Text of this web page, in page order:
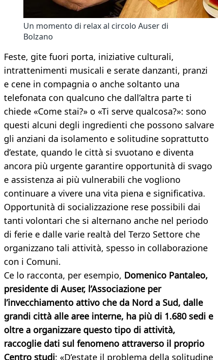
Un momento di relax al circolo Auser di
Bolzano
Feste, gite fuori porta, iniziative culturali,
intrattenimenti musicali e serate danzanti, pranzi
e cene in compagnia o anche soltanto una
telefonata con qualcuno che dall’altra parte ti
chiede «Come stai?» o «Ti serve qualcosa?»: sono
questi alcuni degli ingredienti che possono salvare
gli anziani da isolamento e solitudine soprattutto
d’estate, quando le città si svuotano e diventa
ancora più urgente garantire opportunità di svago
e assistenza ai più vulnerabili che vogliono
continuare a vivere una vita piena e significativa.
Opportunità di socializzazione rese possibili dai
tanti volontari che si alternano anche nel periodo
di ferie e dalle varie realtà del Terzo Settore che
organizzano tali attività, spesso in collaborazione
con i Comuni.
Ce lo racconta, per esempio, Domenico Pantaleo,
presidente di Auser, l’Associazione per
l’invecchiamento attivo che da Nord a Sud, dalle
grandi città alle aree interne, ha più di 1.680 sedi e
oltre a organizzare questo tipo di attività,
raccoglie dati sul fenomeno attraverso il proprio
Centro studi: «D’estate il problema della solitudine